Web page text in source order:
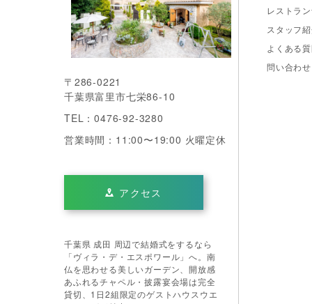
〒286-0221
千葉県富里市七栄86-10
TEL：0476-92-3280
営業時間：11:00〜19:00 火曜定休
アクセス
千葉県 成田 周辺で結婚式をするなら
「ヴィラ・デ・エスポワール」へ。南
仏を思わせる美しいガーデン、開放感
あふれるチャペル・披露宴会場は完全
貸切、1日2組限定のゲストハウスウエ
レストラ
スタッフ
よくある
問い合わ